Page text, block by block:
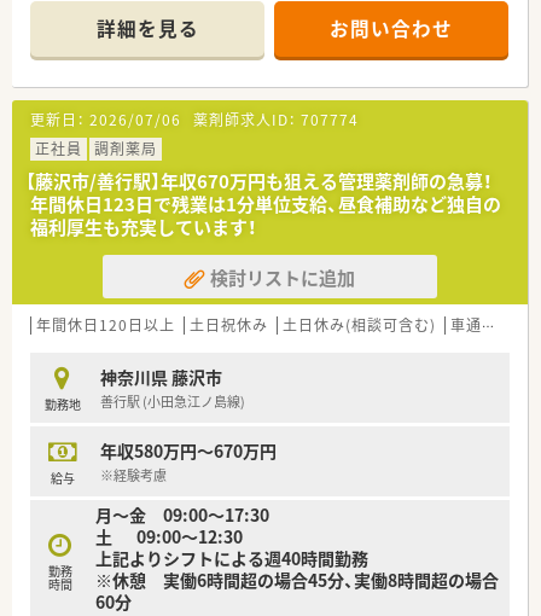
◆調剤室内も整理整頓されており働きやすい◎
◆地域の患者様からの信頼も厚くアットホームな雰囲気
◆扶養内勤務もご相談OK！
詳細を見る お問い合わせ
更新日： 2026/07/06 薬剤師求人ID： 707774
正社員
調剤薬局
【藤沢市/善行駅】年収670万円も狙える管理薬剤師の急募！
年間休日123日で残業は1分単位支給、昼食補助など独自の
福利厚生も充実しています！
検討リストに追加
年間休日120日以上 土日祝休み 土日休み(相談可含む) 車通勤可
勤務地
神奈川県 藤沢市
善行駅 (小田急江ノ島線)
給与
年収580万円～670万円
※経験考慮
勤務
時間
月～金 09:00～17:30
土 09:00～12:30
上記よりシフトによる週40時間勤務
※休憩 実働6時間超の場合45分、実働8時間超の場合
60分